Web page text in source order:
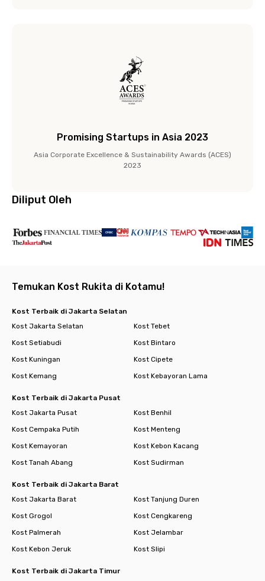
Promising Startups in Asia 2023
Asia Corporate Excellence & Sustainability Awards (ACES)
2023
Diliput Oleh
Temukan Kost Rukita di Kotamu!
Kost Terbaik di Jakarta Selatan
Kost Jakarta Selatan
Kost Tebet
Kost Setiabudi
Kost Bintaro
Kost Kuningan
Kost Cipete
Kost Kemang
Kost Kebayoran Lama
Kost Terbaik di Jakarta Pusat
Kost Jakarta Pusat
Kost Benhil
Kost Cempaka Putih
Kost Menteng
Kost Kemayoran
Kost Kebon Kacang
Kost Tanah Abang
Kost Sudirman
Kost Terbaik di Jakarta Barat
Kost Jakarta Barat
Kost Tanjung Duren
Kost Grogol
Kost Cengkareng
Kost Palmerah
Kost Jelambar
Kost Kebon Jeruk
Kost Slipi
Kost Terbaik di Jakarta Timur